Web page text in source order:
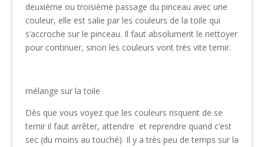
deuxième ou troisième passage du pinceau avec une
couleur, elle est salie par les couleurs de la toile qui
s’accroche sur le pinceau. Il faut absolument le nettoyer
pour continuer, sinon les couleurs vont très vite ternir.
mélange sur la toile
Dès que vous voyez que les couleurs risquent de se
ternir il faut arrêter, attendre et reprendre quand c’est
sec (du moins au touché). Il y a très peu de temps sur la